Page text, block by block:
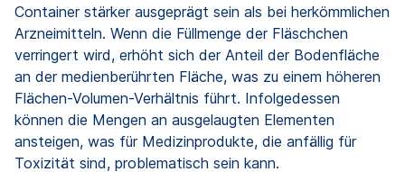
Container stärker ausgeprägt sein als bei herkömmlichen
Arzneimitteln. Wenn die Füllmenge der Fläschchen
verringert wird, erhöht sich der Anteil der Bodenfläche
an der medienberührten Fläche, was zu einem höheren
Flächen-Volumen-Verhältnis führt. Infolgedessen
können die Mengen an ausgelaugten Elementen
ansteigen, was für Medizinprodukte, die anfällig für
Toxizität sind, problematisch sein kann.